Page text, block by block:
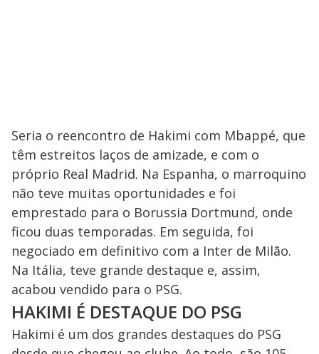
Seria o reencontro de Hakimi com Mbappé, que
têm estreitos laços de amizade, e com o
próprio Real Madrid. Na Espanha, o marroquino
não teve muitas oportunidades e foi
emprestado para o Borussia Dortmund, onde
ficou duas temporadas. Em seguida, foi
negociado em definitivo com a Inter de Milão.
Na Itália, teve grande destaque e, assim,
acabou vendido para o PSG.
HAKIMI É DESTAQUE DO PSG
Hakimi é um dos grandes destaques do PSG